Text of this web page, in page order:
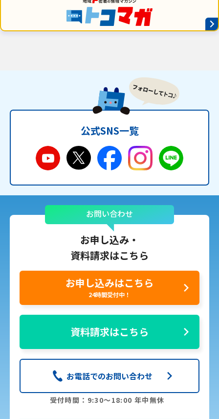
公式SNS一覧
お問い合わせ
お申し込み・
資料請求はこちら
お申し込みはこちら
24時間受付中！
資料請求はこちら
お電話でのお問い合わせ
受付時間：9:30〜18:00 年中無休